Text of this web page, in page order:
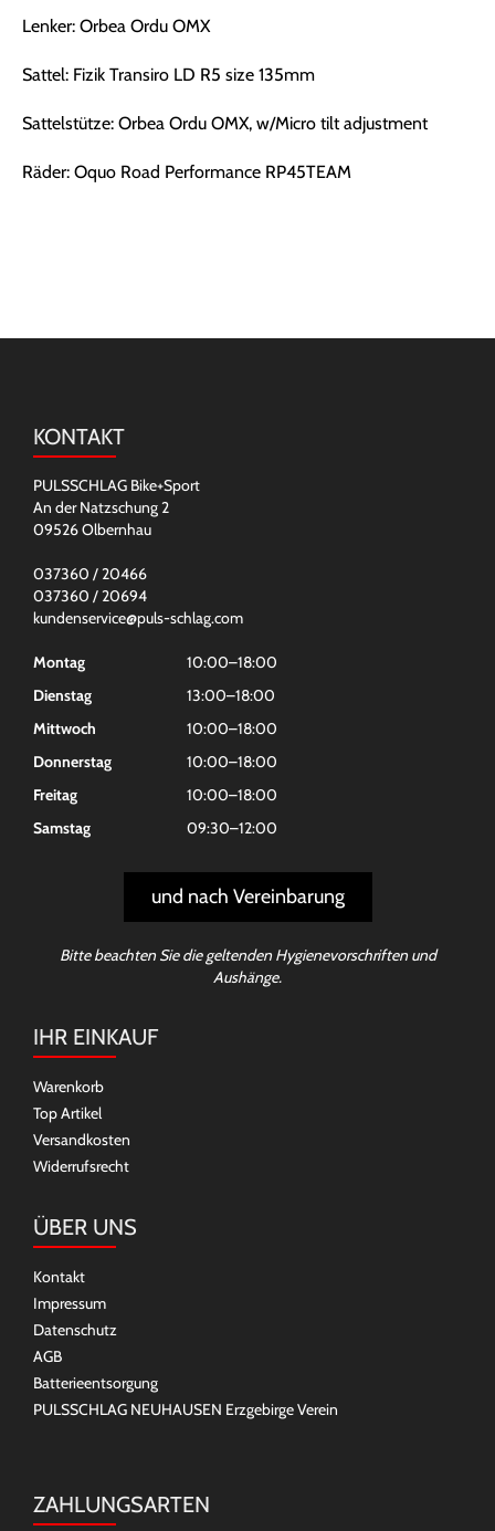
Lenker: Orbea Ordu OMX
Sattel: Fizik Transiro LD R5 size 135mm
Sattelstütze: Orbea Ordu OMX, w/Micro tilt adjustment
Räder: Oquo Road Performance RP45TEAM
KONTAKT
PULSSCHLAG Bike+Sport
An der Natzschung 2
09526 Olbernhau
037360 / 20466
037360 / 20694
kundenservice@puls-schlag.com
Montag
10:00–18:00
Dienstag
13:00–18:00
Mittwoch
10:00–18:00
Donnerstag
10:00–18:00
Freitag
10:00–18:00
Samstag
09:30–12:00
und nach Vereinbarung
Bitte beachten Sie die geltenden Hygienevorschriften und
Aushänge.
IHR EINKAUF
Warenkorb
Top Artikel
Versandkosten
Widerrufsrecht
ÜBER UNS
Kontakt
Impressum
Datenschutz
AGB
Batterieentsorgung
PULSSCHLAG NEUHAUSEN Erzgebirge Verein
ZAHLUNGSARTEN